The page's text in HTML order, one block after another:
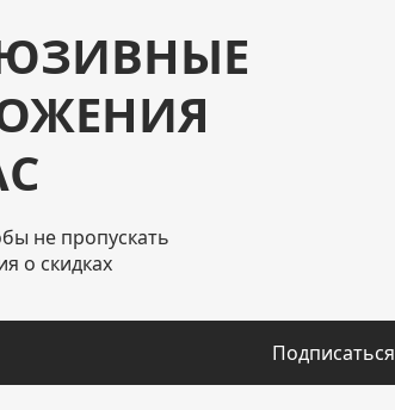
не пропускать
о скидках
Подписаться